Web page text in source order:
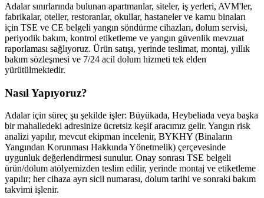
Adalar sınırlarında bulunan apartmanlar, siteler, iş yerleri, AVM'ler,
fabrikalar, oteller, restoranlar, okullar, hastaneler ve kamu binaları
için TSE ve CE belgeli yangın söndürme cihazları, dolum servisi,
periyodik bakım, kontrol etiketleme ve yangın güvenlik mevzuat
raporlaması sağlıyoruz. Ürün satışı, yerinde teslimat, montaj, yıllık
bakım sözleşmesi ve 7/24 acil dolum hizmeti tek elden
yürütülmektedir.
Nasıl Yapıyoruz?
Adalar için süreç şu şekilde işler: Büyükada, Heybeliada veya başka
bir mahalledeki adresinize ücretsiz keşif aracımız gelir. Yangın risk
analizi yapılır, mevcut ekipman incelenir, BYKHY (Binaların
Yangından Korunması Hakkında Yönetmelik) çerçevesinde
uygunluk değerlendirmesi sunulur. Onay sonrası TSE belgeli
ürün/dolum atölyemizden teslim edilir, yerinde montaj ve etiketleme
yapılır; her cihaza ayrı sicil numarası, dolum tarihi ve sonraki bakım
takvimi işlenir.